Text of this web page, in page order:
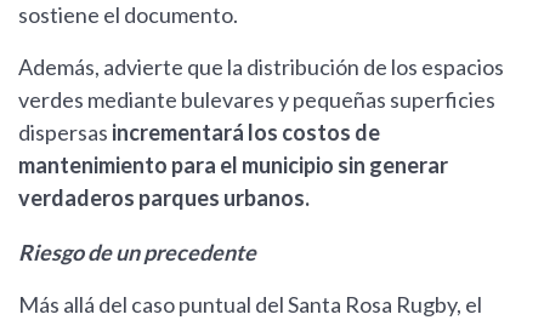
sostiene el documento.
Además, advierte que la distribución de los espacios
verdes mediante bulevares y pequeñas superficies
dispersas incrementará los costos de
mantenimiento para el municipio sin generar
verdaderos parques urbanos.
Riesgo de un precedente
Más allá del caso puntual del Santa Rosa Rugby, el